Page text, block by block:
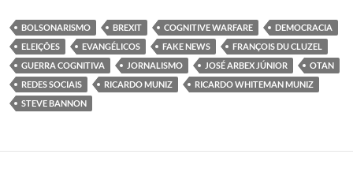
BOLSONARISMO BREXIT COGNITIVE WARFARE
DEMOCRACIA
ELEIÇÕES
EVANGÉLICOS FAKE NEWS
FRANÇOIS DU CLUZEL
GUERRA COGNITIVA
JORNALISMO JOSÉ ARBEX JÚNIOR
OTAN
REDES SOCIAIS
RICARDO MUNIZ
RICARDO WHITEMAN MUNIZ
STEVE BANNON